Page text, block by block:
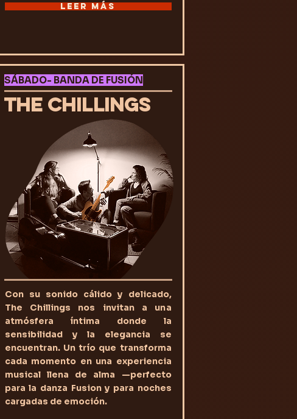
LEER MÁS
SÁBADO- BANDA DE FUSIÓN
THE CHILLINGS
Con su sonido cálido y delicado,
The Chillings nos invitan a una
atmósfera íntima donde la
sensibilidad y la elegancia se
encuentran. Un trío que transforma
cada momento en una experiencia
musical llena de alma —perfecto
para la danza Fusion y para noches
cargadas de emoción.